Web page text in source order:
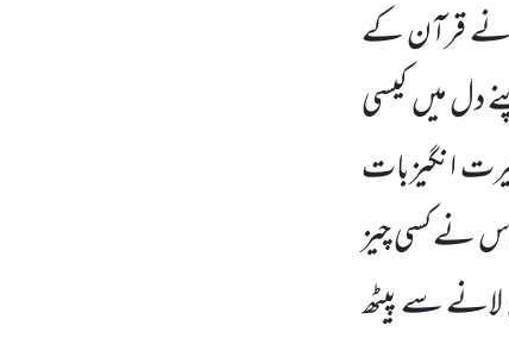
نے قرآن کے
دل میں کیسی
انگیزبات
نے کسی چیز
سے پیٹھ